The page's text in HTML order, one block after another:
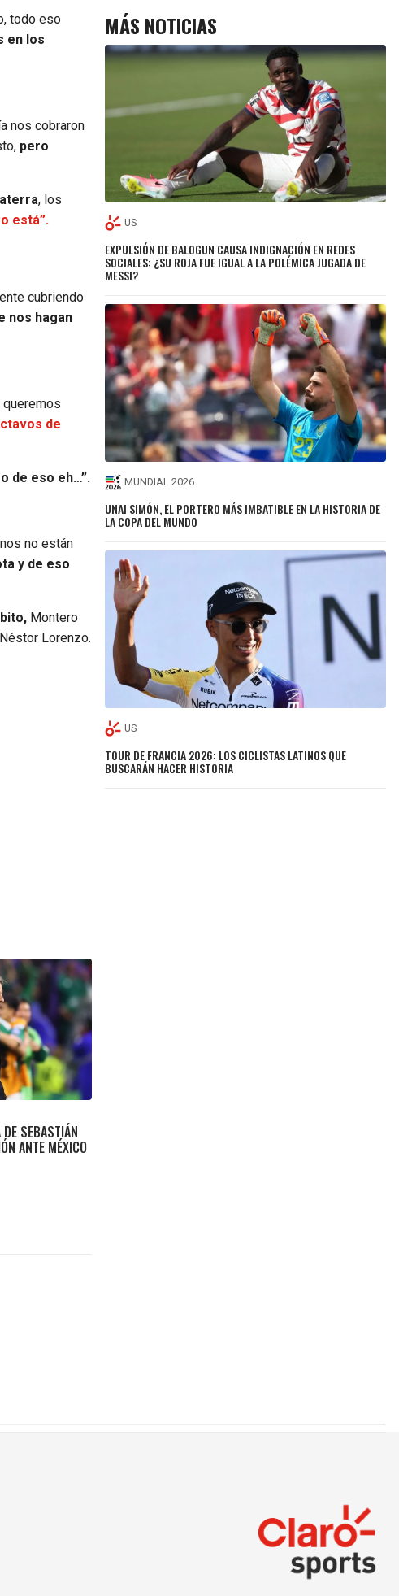
todo eso
en los
nos cobraron
pero
, los
está”.
cubriendo
nos hagan
de
de eso eh…”.
no están
y de eso
Montero
Lorenzo.
SEBASTIÁN
ANTE MÉXICO
MÁS NOTICIAS
US
EXPULSIÓN DE BALOGUN CAUSA INDIGNACIÓN EN REDES
SOCIALES: ¿SU ROJA FUE IGUAL A LA POLÉMICA JUGADA DE
MESSI?
MUNDIAL 2026
UNAI SIMÓN, EL PORTERO MÁS IMBATIBLE EN LA HISTORIA DE
LA COPA DEL MUNDO
US
TOUR DE FRANCIA 2026: LOS CICLISTAS LATINOS QUE
BUSCARÁN HACER HISTORIA